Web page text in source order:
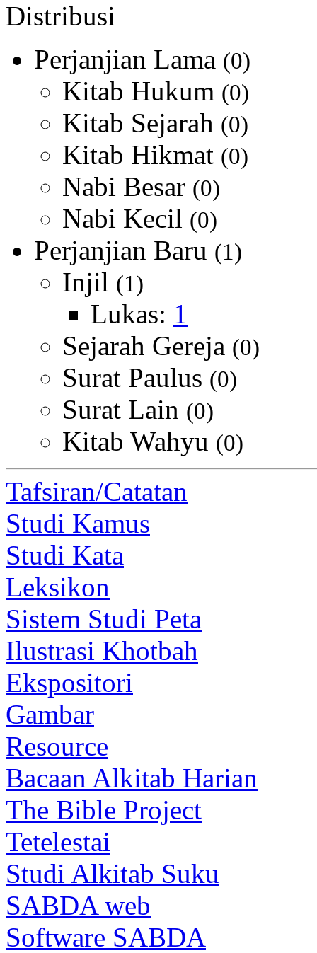
Distribusi
Perjanjian Lama (0)
Kitab Hukum (0)
Kitab Sejarah (0)
Kitab Hikmat (0)
Nabi Besar (0)
Nabi Kecil (0)
Perjanjian Baru (1)
Injil (1)
Lukas: 1
Sejarah Gereja (0)
Surat Paulus (0)
Surat Lain (0)
Kitab Wahyu (0)
Tafsiran/Catatan
Studi Kamus
Studi Kata
Leksikon
Sistem Studi Peta
Ilustrasi Khotbah
Ekspositori
Gambar
Resource
Bacaan Alkitab Harian
The Bible Project
Tetelestai
Studi Alkitab Suku
SABDA web
Software SABDA